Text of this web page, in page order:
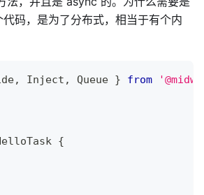
码，是为了分布式，相当于有个内
, Inject , Queue } from
{